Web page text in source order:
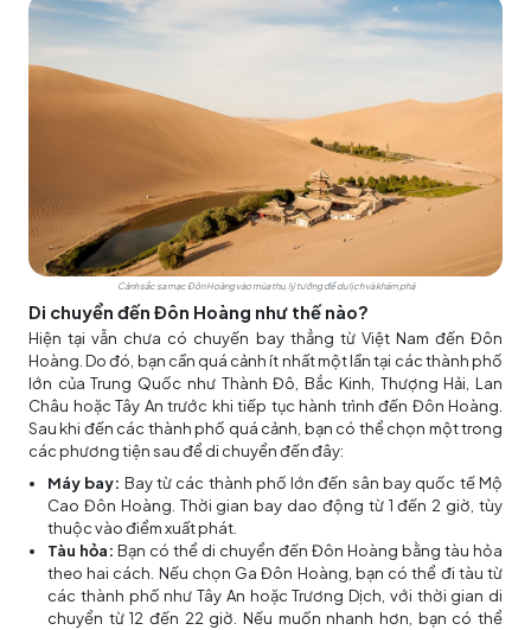
Cảnh sắc sa mạc Đôn Hoàng vào mùa thu, lý tưởng để du lịch và khám phá
Di chuyển đến Đôn Hoàng như thế nào?
Hiện tại vẫn chưa có chuyến bay thẳng từ Việt Nam đến Đôn
Hoàng. Do đó, bạn cần quá cảnh ít nhất một lần tại các thành phố
lớn của Trung Quốc như Thành Đô, Bắc Kinh, Thượng Hải, Lan
Châu hoặc Tây An trước khi tiếp tục hành trình đến Đôn Hoàng.
Sau khi đến các thành phố quá cảnh, bạn có thể chọn một trong
các phương tiện sau để di chuyển đến đây:
Máy bay: Bay từ các thành phố lớn đến sân bay quốc tế Mộ
Cao Đôn Hoàng. Thời gian bay dao động từ 1 đến 2 giờ, tùy
thuộc vào điểm xuất phát.
Tàu hỏa: Bạn có thể di chuyển đến Đôn Hoàng bằng tàu hỏa
theo hai cách. Nếu chọn Ga Đôn Hoàng, bạn có thể đi tàu từ
các thành phố như Tây An hoặc Trương Dịch, với thời gian di
chuyển từ 12 đến 22 giờ. Nếu muốn nhanh hơn, bạn có thể